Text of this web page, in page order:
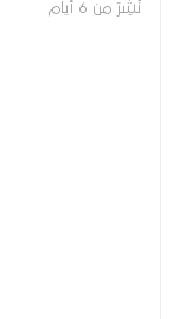
نُشِرَ من 6 أيام